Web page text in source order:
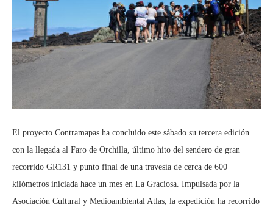
El proyecto Contramapas ha concluido este sábado su tercera edición
con la llegada al Faro de Orchilla, último hito del sendero de gran
recorrido GR131 y punto final de una travesía de cerca de 600
kilómetros iniciada hace un mes en La Graciosa. Impulsada por la
Asociación Cultural y Medioambiental Atlas, la expedición ha recorrido